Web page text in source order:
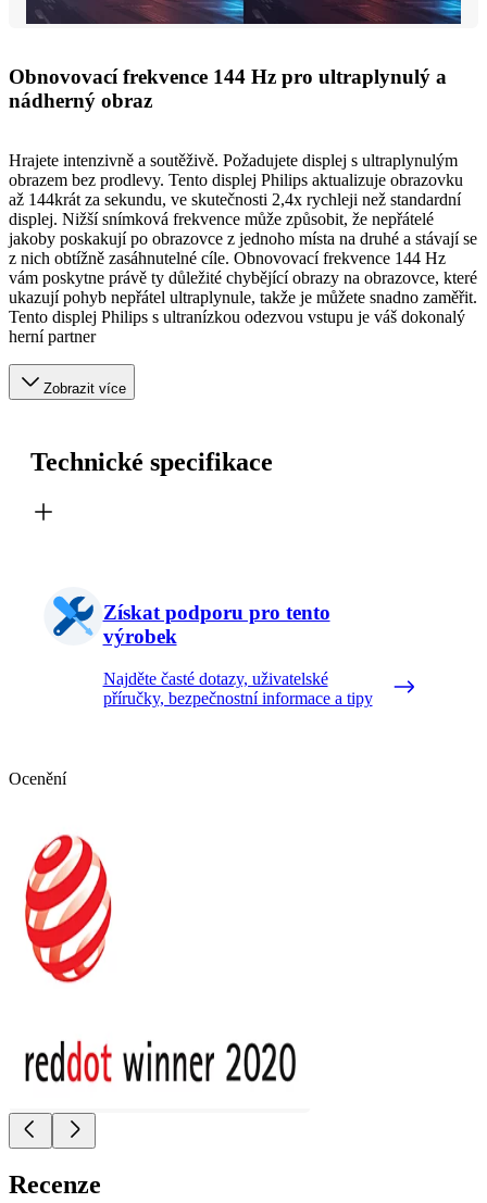
Obnovovací frekvence 144 Hz pro ultraplynulý a
nádherný obraz
Hrajete intenzivně a soutěživě. Požadujete displej s ultraplynulým
obrazem bez prodlevy. Tento displej Philips aktualizuje obrazovku
až 144krát za sekundu, ve skutečnosti 2,4x rychleji než standardní
displej. Nižší snímková frekvence může způsobit, že nepřátelé
jakoby poskakují po obrazovce z jednoho místa na druhé a stávají se
z nich obtížně zasáhnutelné cíle. Obnovovací frekvence 144 Hz
vám poskytne právě ty důležité chybějící obrazy na obrazovce, které
ukazují pohyb nepřátel ultraplynule, takže je můžete snadno zaměřit.
Tento displej Philips s ultranízkou odezvou vstupu je váš dokonalý
herní partner
Zobrazit více
Technické specifikace
Získat podporu pro tento
výrobek
Najděte časté dotazy, uživatelské
příručky, bezpečnostní informace a tipy
Ocenění
Recenze